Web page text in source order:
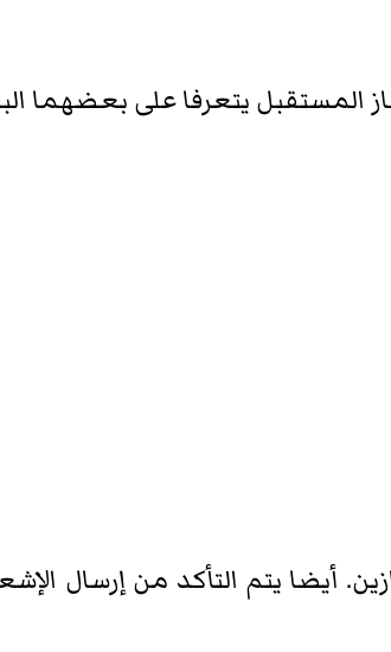
المستقبل يتعرفا على بعضهما
أيضا يتم التأكد من إرسال